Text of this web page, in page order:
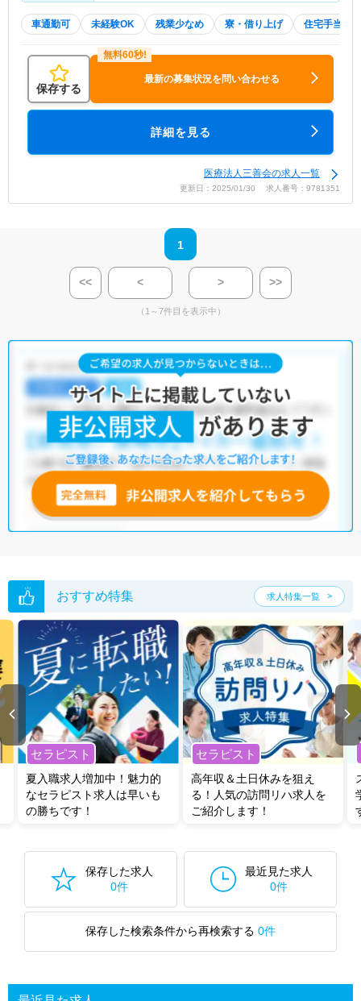
車通勤可 未経験OK 残業少なめ 寮・借り上げ 住宅手当・
保存する
最新の募集状況を問い合わせる
詳細を見る
医療法人三善会の求人一覧
更新日：2025/01/30 求人番号：9781351
1
<< < > >>
（1～7件目を表示中）
おすすめ特集 求人特集一覧
セラピスト
夏入職求人増加中！魅力的
なセラピスト求人は早いも
の勝ちです！
セラピスト
高年収＆土日休みを狙え
る！人気の訪問リハ求人を
ご紹介します！
保存した求人
0件
最近見た求人
0件
保存した検索条件から再検索する 0件